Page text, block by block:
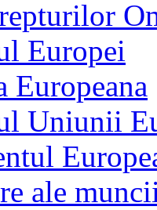
Europei
Europeana
Uniunii
ale